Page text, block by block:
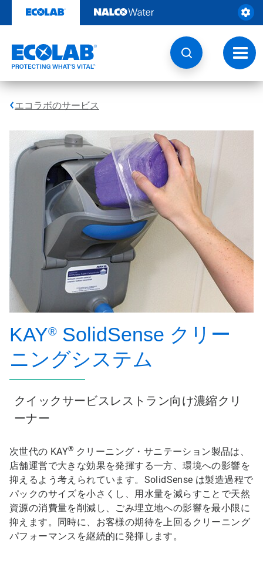
テ
る
ト
グ
ル
ナ
エコラボのサービス
KAY® SolidSense クリー
ニングシステム
クイックサービスレストラン向け濃縮クリ
ーナー
次世代の KAY® クリーニング・サニテーション製品は、
店舗運営で大きな効果を発揮する一方、環境への影響を
抑えるよう考えられています。SolidSense は製造過程で
パックのサイズを小さくし、用水量を減らすことで天然
資源の消費量を削減し、ごみ埋立地への影響を最小限に
抑えます。同時に、お客様の期待を上回るクリーニング
パフォーマンスを継続的に発揮します。